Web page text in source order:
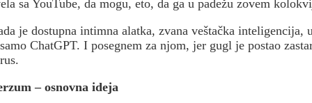
sa YouTube, da mogu, eto, da ga u padežu zovem
je dostupna intimna alatka, zvana veštačka inteligencija,
ChatGPT. I posegnem za njom, jer gugl je postao
– osnovna ideja